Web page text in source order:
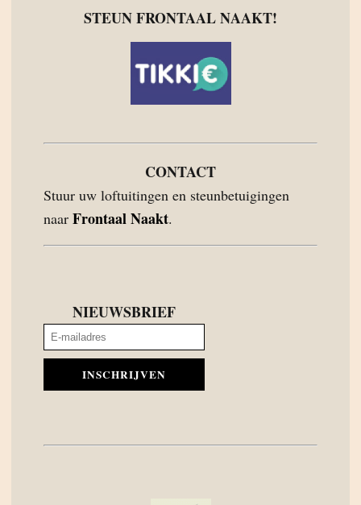
STEUN FRONTAAL NAAKT!
CONTACT
Stuur uw loftuitingen en steunbetuigingen
naar Frontaal Naakt.
NIEUWSBRIEF
INSCHRIJVEN